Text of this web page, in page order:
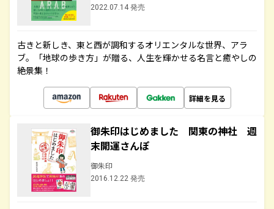
2022.07.14 発売
古きと新しき、東と西が調和するオリエンタルな世界、アラ
ブ。「地球の歩き方」が贈る、人生を輝かせる名言と癒やしの
絶景集！
詳細を見る
御朱印はじめました 関東の神社 週
末開運さんぽ
御朱印
2016.12.22 発売